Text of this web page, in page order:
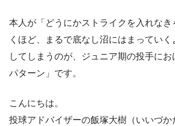
本人が「どうにかストライクを入れな
くほど、まるで底なし沼にはまってい
してしまうのが、ジュニア期の投手に
パターン」です。
こんにちは。
投球アドバイザーの飯塚大樹（いいづか